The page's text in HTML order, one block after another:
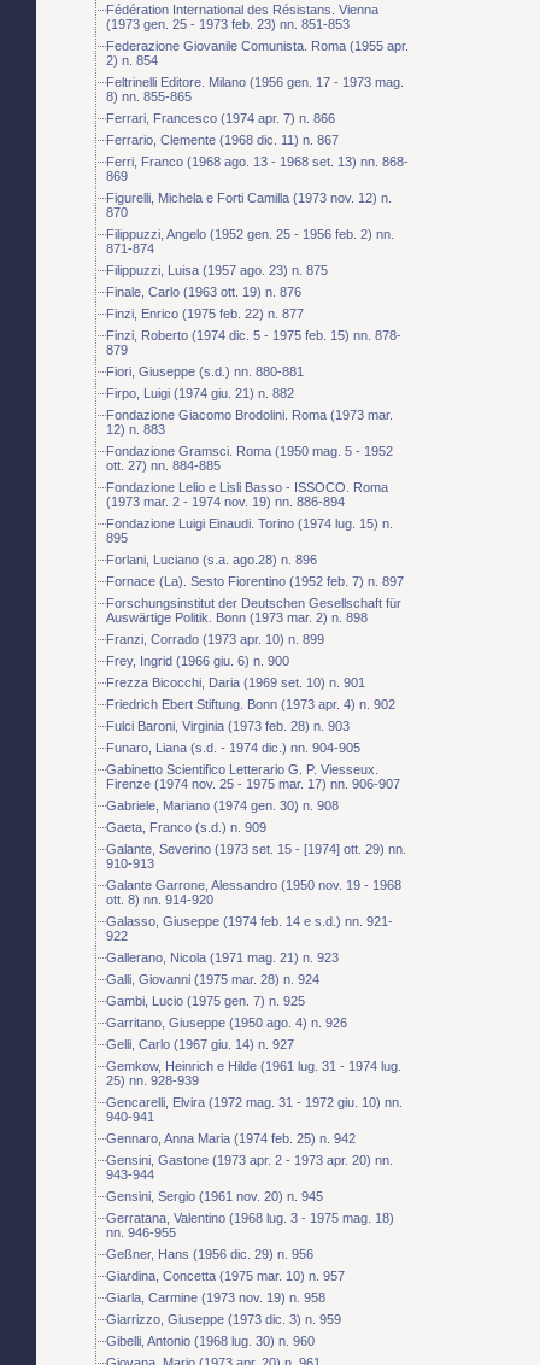
Fédération International des Résistans. Vienna
(1973 gen. 25 - 1973 feb. 23) nn. 851-853
Federazione Giovanile Comunista. Roma (1955 apr.
2) n. 854
Feltrinelli Editore. Milano (1956 gen. 17 - 1973 mag.
8) nn. 855-865
Ferrari, Francesco (1974 apr. 7) n. 866
Ferrario, Clemente (1968 dic. 11) n. 867
Ferri, Franco (1968 ago. 13 - 1968 set. 13) nn. 868-
869
Figurelli, Michela e Forti Camilla (1973 nov. 12) n.
870
Filippuzzi, Angelo (1952 gen. 25 - 1956 feb. 2) nn.
871-874
Filippuzzi, Luisa (1957 ago. 23) n. 875
Finale, Carlo (1963 ott. 19) n. 876
Finzi, Enrico (1975 feb. 22) n. 877
Finzi, Roberto (1974 dic. 5 - 1975 feb. 15) nn. 878-
879
Fiori, Giuseppe (s.d.) nn. 880-881
Firpo, Luigi (1974 giu. 21) n. 882
Fondazione Giacomo Brodolini. Roma (1973 mar.
12) n. 883
Fondazione Gramsci. Roma (1950 mag. 5 - 1952
ott. 27) nn. 884-885
Fondazione Lelio e Lisli Basso - ISSOCO. Roma
(1973 mar. 2 - 1974 nov. 19) nn. 886-894
Fondazione Luigi Einaudi. Torino (1974 lug. 15) n.
895
Forlani, Luciano (s.a. ago.28) n. 896
Fornace (La). Sesto Fiorentino (1952 feb. 7) n. 897
Forschungsinstitut der Deutschen Gesellschaft für
Auswärtige Politik. Bonn (1973 mar. 2) n. 898
Franzi, Corrado (1973 apr. 10) n. 899
Frey, Ingrid (1966 giu. 6) n. 900
Frezza Bicocchi, Daria (1969 set. 10) n. 901
Friedrich Ebert Stiftung. Bonn (1973 apr. 4) n. 902
Fulci Baroni, Virginia (1973 feb. 28) n. 903
Funaro, Liana (s.d. - 1974 dic.) nn. 904-905
Gabinetto Scientifico Letterario G. P. Viesseux.
Firenze (1974 nov. 25 - 1975 mar. 17) nn. 906-907
Gabriele, Mariano (1974 gen. 30) n. 908
Gaeta, Franco (s.d.) n. 909
Galante, Severino (1973 set. 15 - [1974] ott. 29) nn.
910-913
Galante Garrone, Alessandro (1950 nov. 19 - 1968
ott. 8) nn. 914-920
Galasso, Giuseppe (1974 feb. 14 e s.d.) nn. 921-
922
Gallerano, Nicola (1971 mag. 21) n. 923
Galli, Giovanni (1975 mar. 28) n. 924
Gambi, Lucio (1975 gen. 7) n. 925
Garritano, Giuseppe (1950 ago. 4) n. 926
Gelli, Carlo (1967 giu. 14) n. 927
Gemkow, Heinrich e Hilde (1961 lug. 31 - 1974 lug.
25) nn. 928-939
Gencarelli, Elvira (1972 mag. 31 - 1972 giu. 10) nn.
940-941
Gennaro, Anna Maria (1974 feb. 25) n. 942
Gensini, Gastone (1973 apr. 2 - 1973 apr. 20) nn.
943-944
Gensini, Sergio (1961 nov. 20) n. 945
Gerratana, Valentino (1968 lug. 3 - 1975 mag. 18)
nn. 946-955
Geßner, Hans (1956 dic. 29) n. 956
Giardina, Concetta (1975 mar. 10) n. 957
Giarla, Carmine (1973 nov. 19) n. 958
Giarrizzo, Giuseppe (1973 dic. 3) n. 959
Gibelli, Antonio (1968 lug. 30) n. 960
Giovana, Mario (1973 apr. 20) n. 961